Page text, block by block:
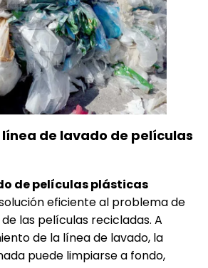
de lavado de películas
de películas plásticas
eficiente al problema de
las películas recicladas. A
de la línea de lavado, la
puede limpiarse a fondo,